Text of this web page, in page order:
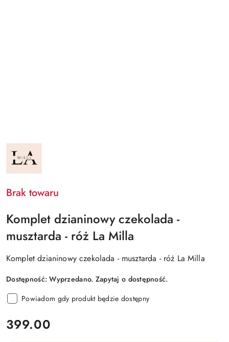
NAZWA
PRODUCENTA:
LA
MILLA
Brak towaru
Komplet dzianinowy czekolada -
musztarda - róż La Milla
Komplet dzianinowy czekolada - musztarda - róż La Milla
Dostępność:Wyprzedano. Zapytaj o dostępność.
Powiadom gdy produkt będzie dostępny
cena:
399.00